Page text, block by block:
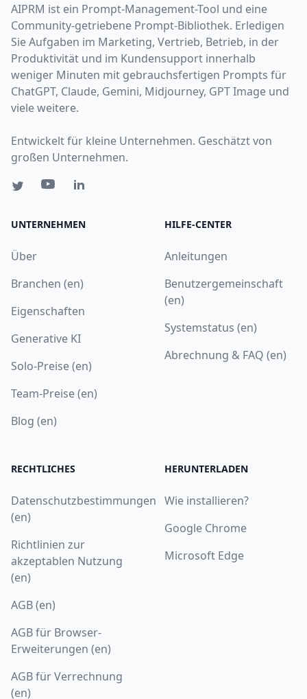
AIPRM ist ein Prompt-Management-Tool und eine
Community-getriebene Prompt-Bibliothek. Erledigen
Sie Aufgaben im Marketing, Vertrieb, Betrieb, in der
Produktivität und im Kundensupport innerhalb
weniger Minuten mit gebrauchsfertigen Prompts für
ChatGPT, Claude, Gemini, Midjourney, GPT Image und
viele weitere.
Entwickelt für kleine Unternehmen. Geschätzt von
großen Unternehmen.
UNTERNEHMEN
Über
Branchen (en)
Eigenschaften
Generative KI
Solo-Preise (en)
Team-Preise (en)
Blog (en)
HILFE-CENTER
Anleitungen
Benutzergemeinschaft
(en)
Systemstatus (en)
Abrechnung & FAQ (en)
RECHTLICHES
Datenschutzbestimmungen
(en)
Richtlinien zur
akzeptablen Nutzung
(en)
AGB (en)
AGB für Browser-
Erweiterungen (en)
AGB für Verrechnung
(en)
HERUNTERLADEN
Wie installieren?
Google Chrome
Microsoft Edge